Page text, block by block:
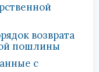
возврата
пошлины
с